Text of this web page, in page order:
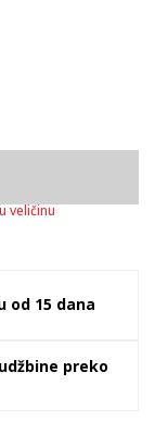
veličinu
od 15 dana
preko